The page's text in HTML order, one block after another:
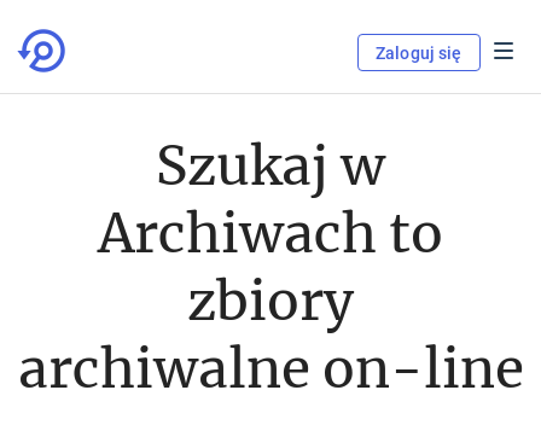
Zaloguj się
Szukaj w
Archiwach to
zbiory
archiwalne on-line